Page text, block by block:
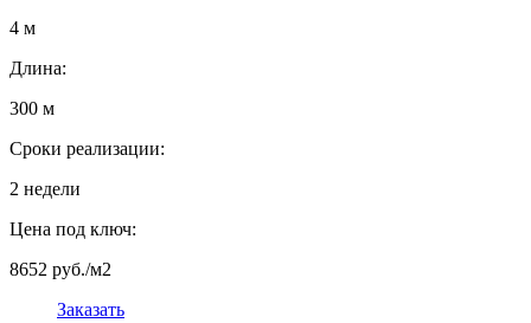
4 м
Длина:
300 м
Сроки реализации:
2 недели
Цена под ключ:
8652 руб./м2
Заказать